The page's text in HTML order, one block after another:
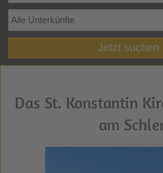
Jetzt suchen
Das St. Konstantin
am